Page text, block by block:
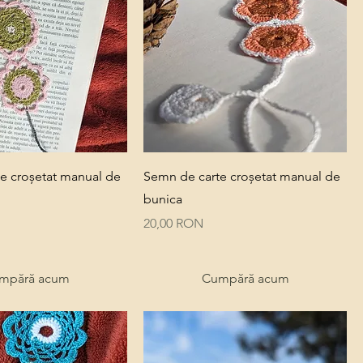
View
croșetat manual de
acum
Quick View
Semn de carte croșetat manual de
bunica
Price
20,00 RON
Cumpără acum